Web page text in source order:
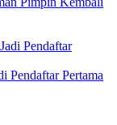
Pendaftar Pertama